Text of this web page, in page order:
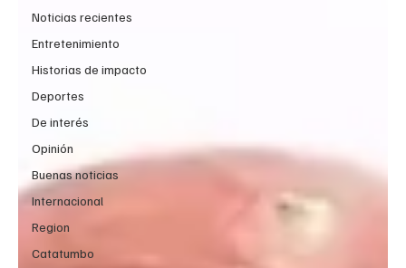
Noticias recientes
Entretenimiento
Historias de impacto
Deportes
De interés
Opinión
Buenas noticias
Internacional
Region
Catatumbo